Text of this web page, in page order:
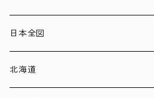
日本全図
北海道